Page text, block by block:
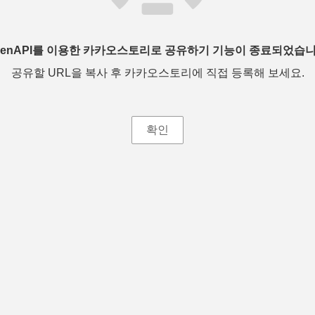
를 이용한 카카오스토리로 공유하기 기능이 종료되었습
공유할 URL을 복사 후 카카오스토리에 직접 등록해 보세요.
확인